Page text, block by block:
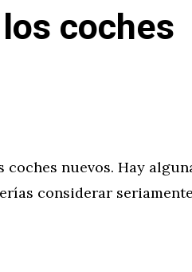
coches
nuevos. Hay
considerar